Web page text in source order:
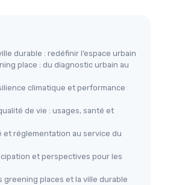
durable : redéfinir l’espace urbain
place : du diagnostic urbain au
climatique et performance
de vie : usages, santé et
et réglementation au service du
et perspectives pour les
greening places et la ville durable